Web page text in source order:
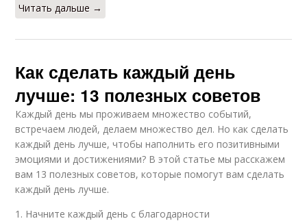
Читать дальше →
Как сделать каждый день
лучше: 13 полезных советов
Каждый день мы проживаем множество событий,
встречаем людей, делаем множество дел. Но как сделать
каждый день лучше, чтобы наполнить его позитивными
эмоциями и достижениями? В этой статье мы расскажем
вам 13 полезных советов, которые помогут вам сделать
каждый день лучше.
1. Начните каждый день с благодарности